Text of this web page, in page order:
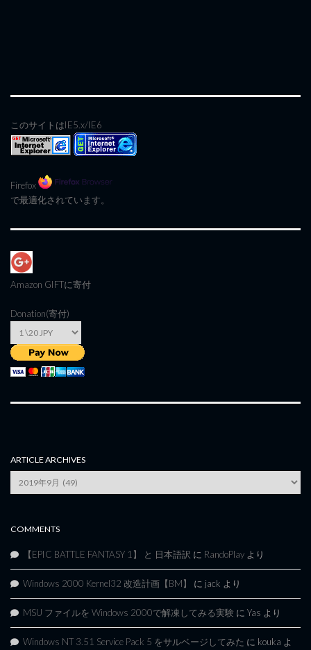
このサイトはIE5.x/IE6
Firefox
で最適化されています。
Amazon GIFTに寄付
Donation(寄付)
ARTICLE ARCHIVES
Article
Archives
COMMENTS
【EPIC BATTLE FANTASY 1】 と 日本語訳 に RandoPlay より
Windows 2000 Kernel32 改造計画【BM】 に jack より
MSU ファイルを Windows 2000で解凍してみる実験 に Yas より
Windows NT 3.51 Service Pack 5 をサルベージしてみた に kouka よ